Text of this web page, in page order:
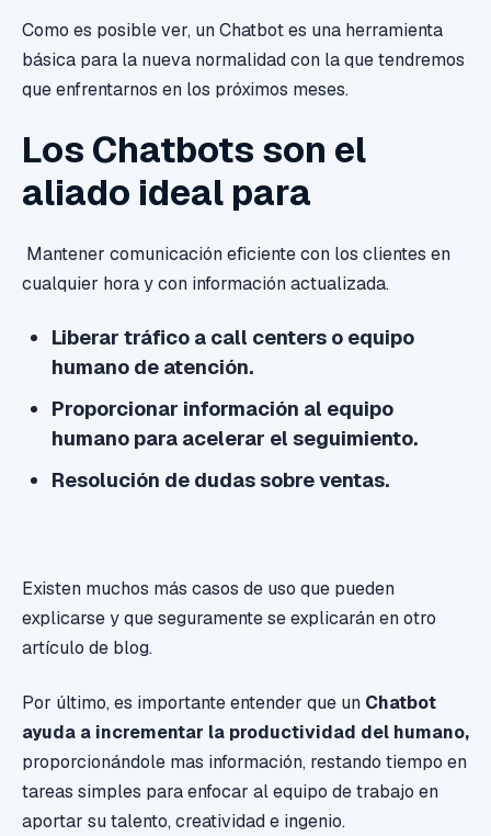
Como es posible ver, un Chatbot es una herramienta
básica para la nueva normalidad con la que tendremos
que enfrentarnos en los próximos meses.
Los Chatbots son el
aliado ideal para
Mantener comunicación eficiente con los clientes en
cualquier hora y con información actualizada.
Liberar tráfico a call centers o equipo
humano de atención.
Proporcionar información al equipo
humano para acelerar el seguimiento.
Resolución de dudas sobre ventas.
Existen muchos más casos de uso que pueden
explicarse y que seguramente se explicarán en otro
artículo de blog.
Por último, es importante entender que un Chatbot
ayuda a incrementar la productividad del humano,
proporcionándole mas información, restando tiempo en
tareas simples para enfocar al equipo de trabajo en
aportar su talento, creatividad e ingenio.